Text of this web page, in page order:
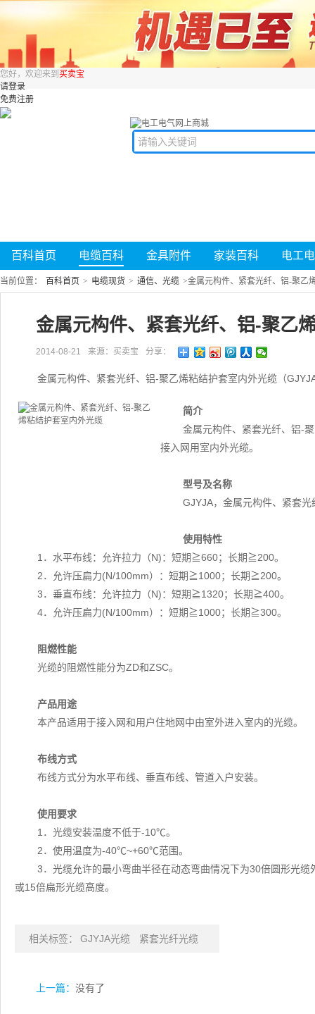
您好，欢迎来到 买卖宝
请登录
免费注册
百科首页 电缆百科 金具附件 家装百科 电工
当前位置： 百科首页 > 电缆现货 > 通信、光缆 >金属元构件、紧套光纤、铝-聚乙
金属元构件、紧套光纤、铝-聚乙
2014-08-21 来源：买卖宝 分享：
金属元构件、紧套光纤、铝-聚乙烯粘结护套室内外光缆（
简介
金属元构件、紧套光纤、铝-
接入网用室内外光缆。
型号及名称
GJYJA，金属元构件、紧套
使用特性
1．水平布线：允许拉力（N)：短期≧660；长期≧200。
2．允许压扁力(N/100mm）：短期≧1000；长期≧200。
3．垂直布线：允许拉力（N)：短期≧1320；长期≧400。
4．允许压扁力(N/100mm）：短期≧1000；长期≧300。
阻燃性能
光缆的阻燃性能分为ZD和ZSC。
产品用途
本产品适用于接入网和用户住地网中由室外进入室内的光缆。
布线方式
布线方式分为水平布线、垂直布线、管道入户安装。
使用要求
1．光缆安装温度不低于-10℃。
2．使用温度为-40℃~+60℃范围。
3．光缆允许的最小弯曲半径在动态弯曲情况下为30倍圆形光
或15倍扁形光缆高度。
相关标签： GJYJA光缆 紧套光纤光缆
上一篇： 没有了